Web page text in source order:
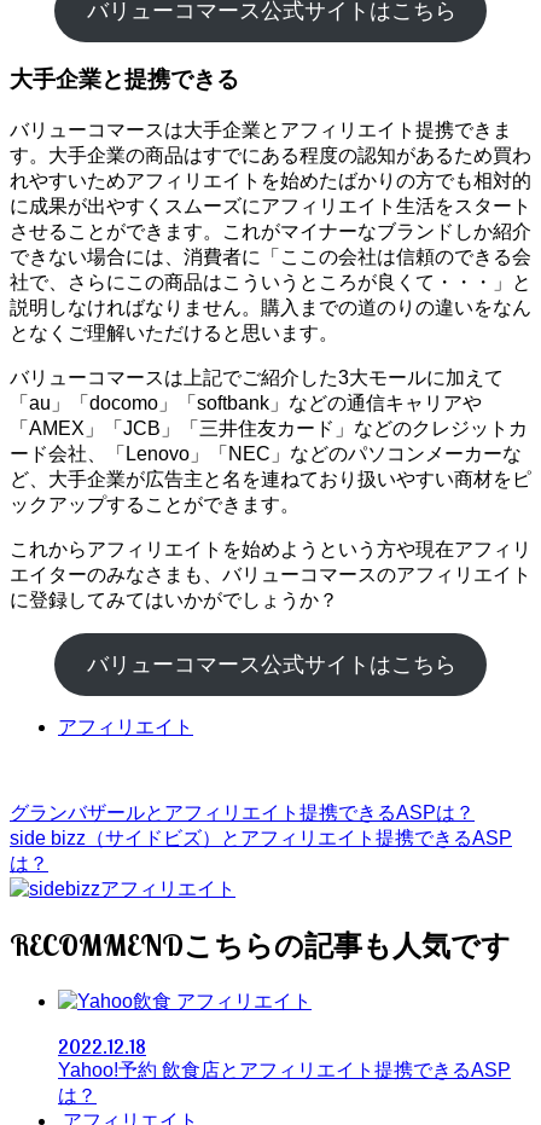
バリューコマース公式サイトはこちら
大手企業と提携できる
バリューコマースは大手企業とアフィリエイト提携できま
す。大手企業の商品はすでにある程度の認知があるため買わ
れやすいためアフィリエイトを始めたばかりの方でも相対的
に成果が出やすくスムーズにアフィリエイト生活をスタート
させることができます。これがマイナーなブランドしか紹介
できない場合には、消費者に「ここの会社は信頼のできる会
社で、さらにこの商品はこういうところが良くて・・・」と
説明しなければなりません。購入までの道のりの違いをなん
となくご理解いただけると思います。
バリューコマースは上記でご紹介した3大モールに加えて
「au」「docomo」「softbank」などの通信キャリアや
「AMEX」「JCB」「三井住友カード」などのクレジットカ
ード会社、「Lenovo」「NEC」などのパソコンメーカーな
ど、大手企業が広告主と名を連ねており扱いやすい商材をピ
ックアップすることができます。
これからアフィリエイトを始めようという方や現在アフィリ
エイターのみなさまも、バリューコマースのアフィリエイト
に登録してみてはいかがでしょうか？
バリューコマース公式サイトはこちら
アフィリエイト
グランバザールとアフィリエイト提携できるASPは？
side bizz（サイドビズ）とアフィリエイト提携できるASP
は？
RECOMMEND
アフィリエイト
2022.12.18
Yahoo!予約 飲食店とアフィリエイト提携できるASP
は？
アフィリエイト